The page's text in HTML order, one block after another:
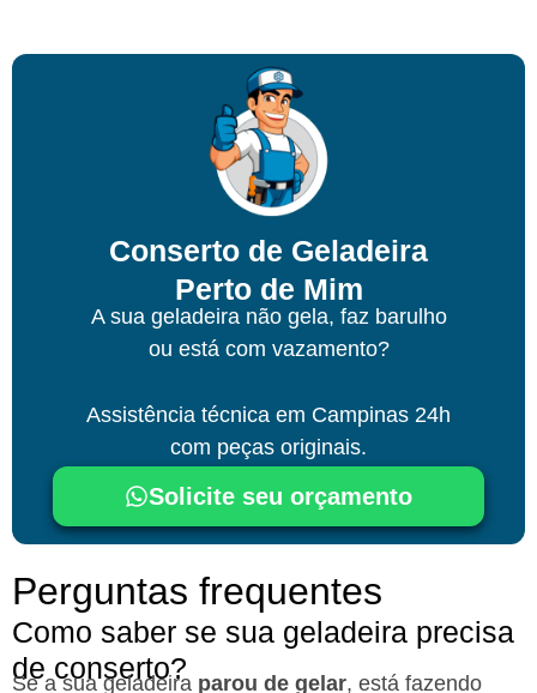
Conserto de Geladeira
Perto de Mim
A sua geladeira não gela, faz barulho
ou está com vazamento?
Assistência técnica em Campinas 24h
com peças originais.
Solicite seu orçamento
Perguntas frequentes
Como saber se sua geladeira precisa
de conserto?
Se a sua geladeira parou de gelar, está fazendo